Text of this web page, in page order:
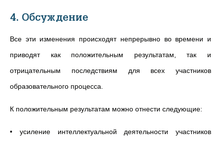
4. Обсуждение
Все эти изменения происходят непрерывно во времени и
приводят как положительным результатам, так и
отрицательным последствиям для всех участников
образовательного процесса.
К положительным результатам можно отнести следующие:
• усиление интеллектуальной деятельности участников